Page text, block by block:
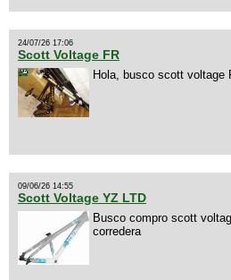
24/07/26 17:06
Scott Voltage FR
Hola, busco scott voltage
09/06/26 14:55
Scott Voltage YZ LTD
Busco compro scott
corredera